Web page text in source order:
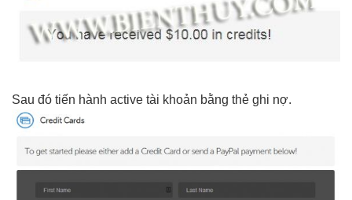
Sau đó tiến hành active tài khoản bằng thẻ ghi nợ.